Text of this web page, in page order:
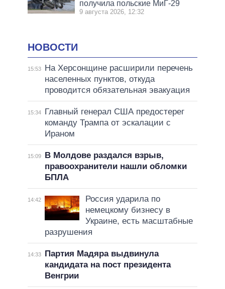
получила польские МиГ-29
9 августа 2026, 12:32
НОВОСТИ
15:53
На Херсонщине расширили перечень
населенных пунктов, откуда
проводится обязательная эвакуация
15:34
Главный генерал США предостерег
команду Трампа от эскалации с
Ираном
15:09
В Молдове раздался взрыв,
правоохранители нашли обломки
БПЛА
14:42
Россия ударила по
немецкому бизнесу в
Украине, есть масштабные
разрушения
14:33
Партия Мадяра выдвинула
кандидата на пост президента
Венгрии